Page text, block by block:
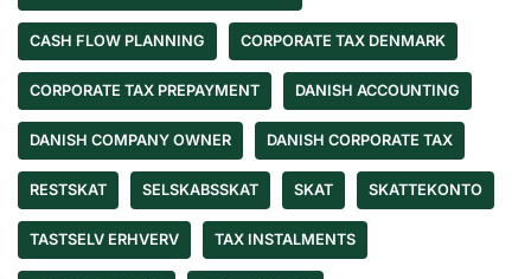
CASH FLOW PLANNING CORPORATE TAX DENMARK
CORPORATE TAX PREPAYMENT DANISH ACCOUNTING
DANISH COMPANY OWNER DANISH CORPORATE TAX
RESTSKAT SELSKABSSKAT SKAT SKATTEKONTO
TASTSELV ERHVERV TAX INSTALMENTS